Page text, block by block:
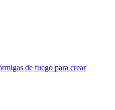
de fuego para crear